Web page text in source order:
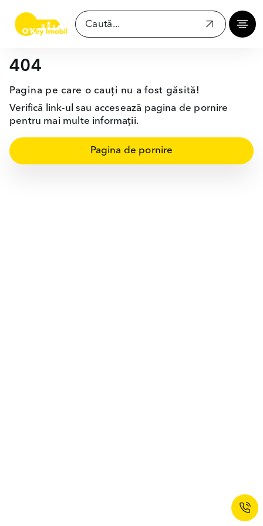
404
Pagina pe care o cauți nu a fost găsită!
Verifică link-ul sau accesează pagina de pornire
pentru mai multe informații.
Pagina de pornire